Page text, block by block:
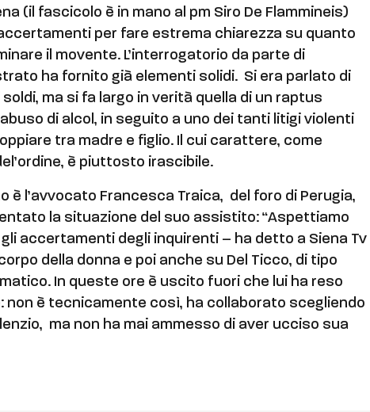
(il fascicolo è in mano al pm Siro De Flammineis)
per fare estrema chiarezza su quanto
il movente. L’interrogatorio da parte di
ha fornito già elementi solidi. Si era parlato di
ma si fa largo in verità quella di un raptus
di alcol, in seguito a uno dei tanti litigi violenti
tra madre e figlio. Il cui carattere, come
è piuttosto irascibile.
è l’avvocato Francesca Traica, del foro di Perugia,
la situazione del suo assistito: “Aspettiamo
accertamenti degli inquirenti – ha detto a Siena Tv
della donna e poi anche su Del Ticco, di tipo
In queste ore è uscito fuori che lui ha reso
non è tecnicamente così, ha collaborato scegliendo
ma non ha mai ammesso di aver ucciso sua